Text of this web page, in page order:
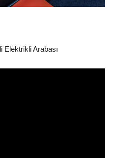
Elektrikli Arabası